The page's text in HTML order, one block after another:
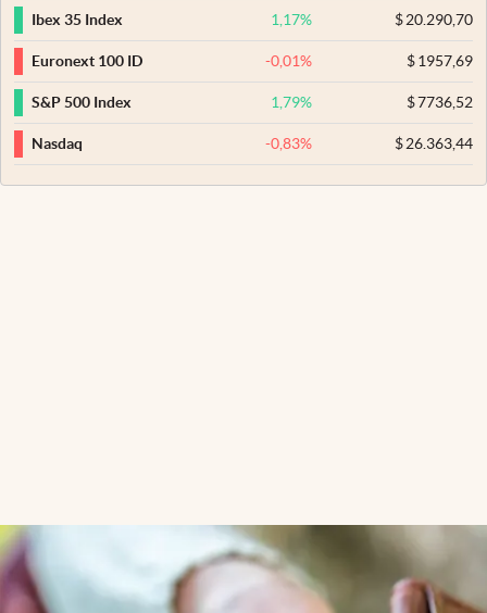
Ibex 35 Index
1,17% $20.290,70
Euronext 100 ID -0,01% $1957,69
S&P 500 Index 1,79% $7736,52
Nasdaq -0,83% $26.363,44